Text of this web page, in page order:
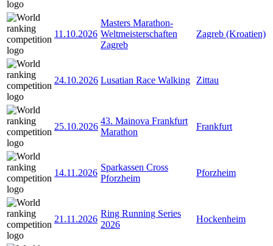
11.10.2026
Masters Marathon-
Weltmeisterschaften
Zagreb
Zagreb (Kroatien)
24.10.2026 Lusatian Race Walking Zittau
25.10.2026
43. Mainova Frankfurt
Marathon
Frankfurt
14.11.2026
Sparkassen Cross
Pforzheim
Pforzheim
21.11.2026
Ring Running Series
2026
Hockenheim